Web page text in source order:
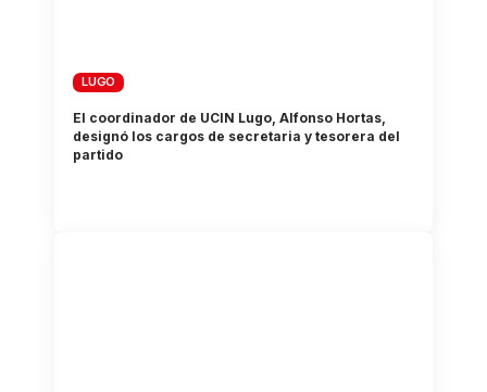
LUGO
El coordinador de UCIN Lugo, Alfonso Hortas,
designó los cargos de secretaria y tesorera del
partido